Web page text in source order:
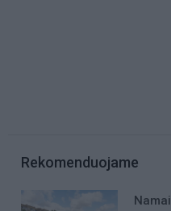
Rekomenduojame